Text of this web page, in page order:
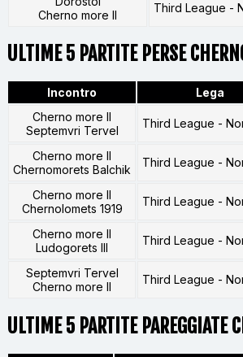
Cherno more II
Third League -
ULTIME 5 PARTITE PERSE
Incontro Lega
Cherno more II
Septemvri Tervel
Third League -
Cherno more II
Chernomorets Balchik
Third League -
Cherno more II
Chernolomets 1919
Third League -
Cherno more II
Ludogorets III
Third League -
Septemvri Tervel
Cherno more II
Third League -
ULTIME 5 PARTITE PAREGGIATE